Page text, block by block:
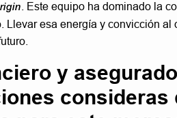
. Este equipo ha dominado la
Llevar esa energía y convicción
y
consideras